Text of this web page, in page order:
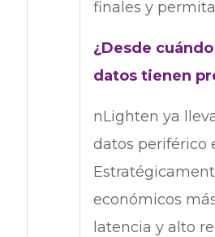
finales y
¿Desde
datos tienen
nLighten ya
datos periférico
económicos
latencia y alto